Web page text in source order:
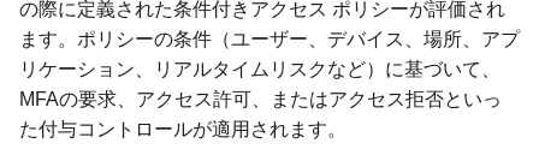
の際に定義された条件付きアクセス ポリシーが評価され
ます。ポリシーの条件（ユーザー、デバイス、場所、アプ
リケーション、リアルタイムリスクなど）に基づいて、
MFAの要求、アクセス許可、またはアクセス拒否といっ
た付与コントロールが適用されます。